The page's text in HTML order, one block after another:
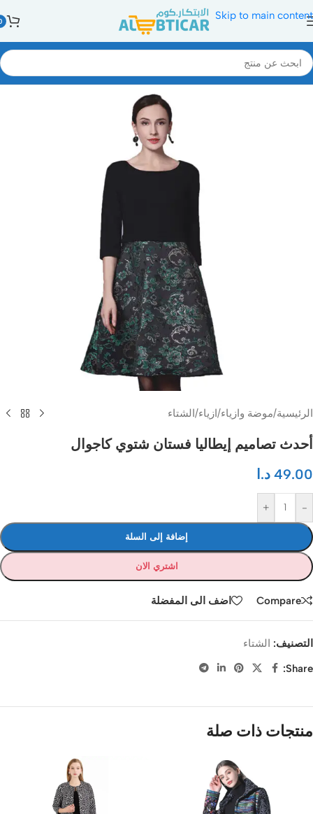
Skip to main content
الرئيسية/موضة وازياء/ازياء/الشتاء
أحدث تصاميم إيطاليا فستان شتوي كاجوال
49.00 د.ا
-
+
إضافة إلى السلة
اشتري الان
Compare اضف الى المفضلة
التصنيف: الشتاء
Share:
منتجات ذات صلة